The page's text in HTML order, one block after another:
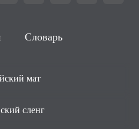
Словарь
мат
сленг